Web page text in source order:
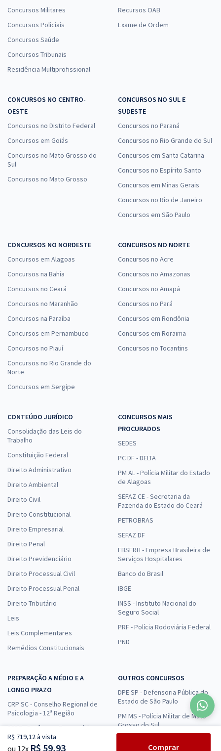
R$ 719,12 à vista
ou 12x R$ 59,93 Comprar
Concursos Militares
Concursos Policiais
Concursos Saúde
Concursos Tribunais
Residência Multiprofissional
Recursos OAB
Exame de Ordem
CONCURSOS NO CENTRO-
OESTE
Concursos no Distrito Federal
Concursos em Goiás
Concursos no Mato Grosso do
Sul
Concursos no Mato Grosso
CONCURSOS NO SUL E
SUDESTE
Concursos no Paraná
Concursos no Rio Grande do Sul
Concursos em Santa Catarina
Concursos no Espírito Santo
Concursos em Minas Gerais
Concursos no Rio de Janeiro
Concursos em São Paulo
CONCURSOS NO NORDESTE
Concursos em Alagoas
Concursos na Bahia
Concursos no Ceará
Concursos no Maranhão
Concursos na Paraíba
Concursos em Pernambuco
Concursos no Piauí
Concursos no Rio Grande do
Norte
Concursos em Sergipe
CONCURSOS NO NORTE
Concursos no Acre
Concursos no Amazonas
Concursos no Amapá
Concursos no Pará
Concursos em Rondônia
Concursos em Roraima
Concursos no Tocantins
CONTEÚDO JURÍDICO
Consolidação das Leis do
Trabalho
Constituição Federal
Direito Administrativo
Direito Ambiental
Direito Civil
Direito Constitucional
Direito Empresarial
Direito Penal
Direito Previdenciário
Direito Processual Civil
Direito Processual Penal
Direito Tributário
Leis
Leis Complementares
Remédios Constitucionais
CONCURSOS MAIS
PROCURADOS
SEDES
PC DF - DELTA
PM AL - Polícia Militar do Estado
de Alagoas
SEFAZ CE - Secretaria da
Fazenda do Estado do Ceará
PETROBRAS
SEFAZ DF
EBSERH - Empresa Brasileira de
Serviços Hospitalares
Banco do Brasil
IBGE
INSS - Instituto Nacional do
Seguro Social
PRF - Polícia Rodoviária Federal
PND
PREPARAÇÃO A MÉDIO E A
LONGO PRAZO
CRP SC - Conselho Regional de
Psicologia - 12ª Região
SEDF - Professor Temporário
MEC - Ministério da Educação
OUTROS CONCURSOS
DPE SP - Defensoria Pública do
Estado de São Paulo
PM MS - Polícia Militar de Mato
Grosso do Sul
Minas Gerais